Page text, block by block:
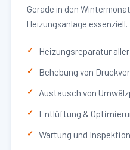
Gerade in den
Heizungsanlage essenziell.
Heizungsreparatur
Behebung von
Austausch von
Entlüftung &
Wartung und Inspektion